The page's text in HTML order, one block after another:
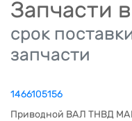
Запчасти
срок
запчасти
1466105156
Приводной ВАЛ ТНВД